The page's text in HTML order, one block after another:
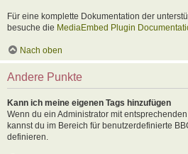
Für eine komplette Dokumentation der
besuche die MediaEmbed Plugin
Nach oben
Andere Punkte
Kann ich meine eigenen Tags hinzufügen
Wenn du ein Administrator mit
kannst du im Bereich für benutzerdefinierte
definieren.